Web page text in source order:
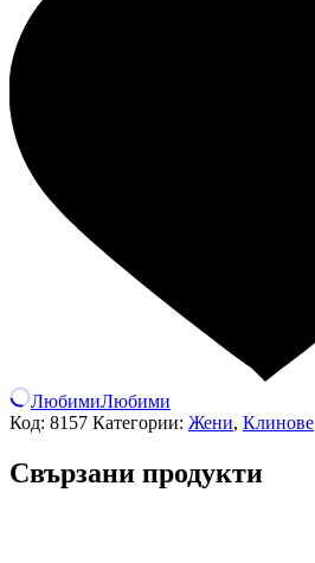
ЛюбимиЛюбими
Код: 8157 Категории: Жени, Клинове
Свързани продукти